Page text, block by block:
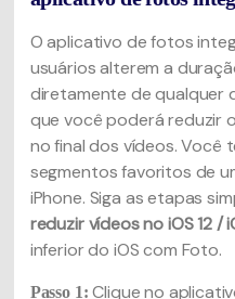
O aplicativo de fotos
usuários alterem a
diretamente de qualquer
que você poderá reduzir
no final dos vídeos. Você
segmentos favoritos de
iPhone. Siga as etapas
reduzir vídeos no iOS 12 /
inferior do iOS com Foto.
Passo 1: Clique no